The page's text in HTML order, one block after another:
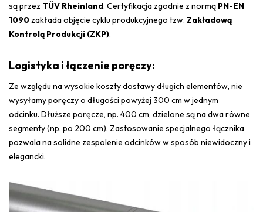
są przez TÜV Rheinland. Certyfikacja zgodnie z normą PN-EN
1090zakłada objęcie cyklu produkcyjnego tzw. Zakładową
Kontrolą Produkcji (ZKP).
Logistyka i łączenie poręczy:
Ze względu na wysokie koszty dostawy długich elementów, nie
wysyłamy poręczy o długości powyżej 300 cm w jednym
odcinku. Dłuższe poręcze, np. 400 cm, dzielone są na dwa równe
segmenty (np. po 200 cm). Zastosowanie specjalnego łącznika
pozwala na solidne zespolenie odcinków w sposób niewidoczny i
elegancki.